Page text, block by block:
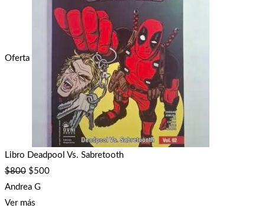
Oferta
Libro Deadpool Vs. Sabretooth
$800 $500
Andrea G
Ver más